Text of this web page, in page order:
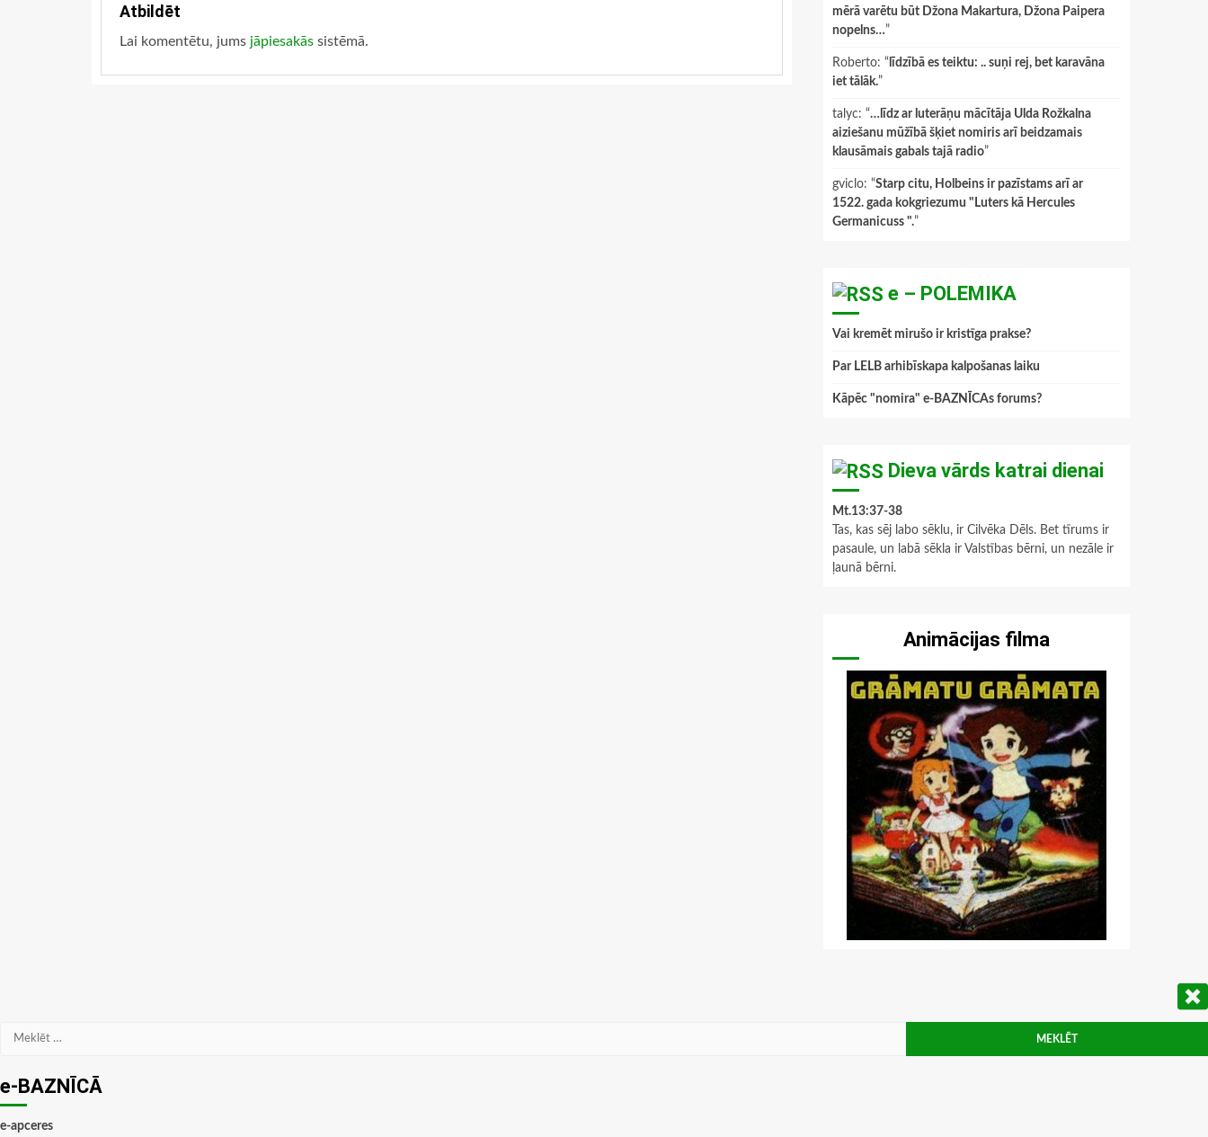
Atbildēt
Lai komentētu, jums jāpiesakās sistēmā.
mērā varētu būt Džona Makartura, Džona Paipera
nopelns…”
Roberto: “ līdzībā es teiktu: .. suņi rej, bet karavāna
iet tālāk.”
talyc: “…līdz ar luterāņu mācītāja Ulda Rožkalna
aiziešanu mūžībā šķiet nomiris arī beidzamais
klausāmais gabals tajā radio”
gviclo: “Starp citu, Holbeins ir pazīstams arī ar
1522. gada kokgriezumu "Luters kā Hercules
Germanicuss ".”
e – POLEMIKA
Vai kremēt mirušo ir kristīga prakse?
Par LELB arhibīskapa kalpošanas laiku
Kāpēc "nomira" e-BAZNĪCAs forums?
Dieva vārds katrai dienai
Mt.13:37-38
Tas, kas sēj labo sēklu, ir Cilvēka Dēls. Bet tīrums ir
pasaule, un labā sēkla ir Valstības bērni, un nezāle ir
ļaunā bērni.
Animācijas filma
Meklēt:
e-BAZNĪCĀ
e-apceres